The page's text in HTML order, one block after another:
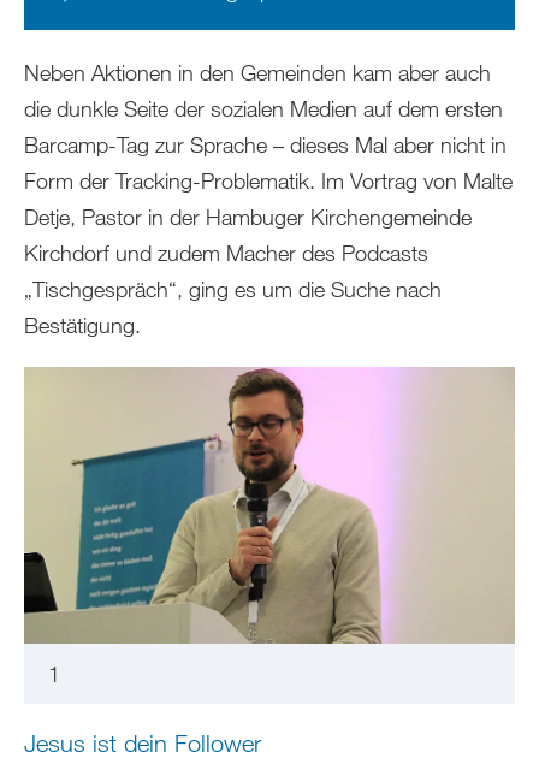
Neben Aktionen in den Gemeinden kam aber auch
die dunkle Seite der sozialen Medien auf dem ersten
Barcamp-Tag zur Sprache – dieses Mal aber nicht in
Form der Tracking-Problematik. Im Vortrag von Malte
Detje, Pastor in der Hambuger Kirchengemeinde
Kirchdorf und zudem Macher des Podcasts
„Tischgespräch“, ging es um die Suche nach
Bestätigung.
1
Jesus ist dein Follower